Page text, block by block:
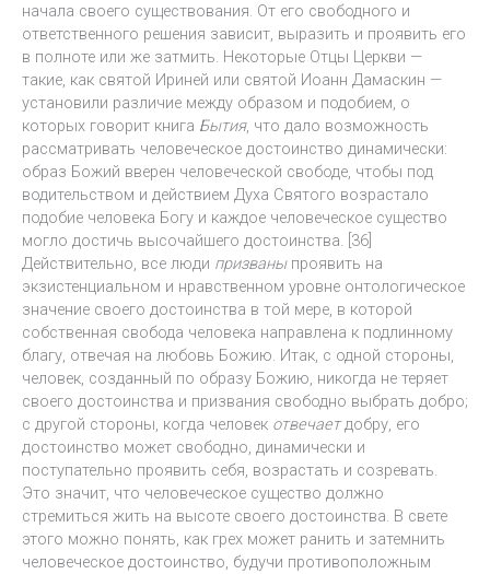
начала своего существования. От его свободного и
ответственного решения зависит, выразить и проявить его
в полноте или же затмить. Некоторые Отцы Церкви —
такие, как святой Ириней или святой Иоанн Дамаскин —
установили различие между образом и подобием, о
которых говорит книга Бытия, что дало возможность
рассматривать человеческое достоинство динамически:
образ Божий вверен человеческой свободе, чтобы под
водительством и действием Духа Святого возрастало
подобие человека Богу и каждое человеческое существо
могло достичь высочайшего достоинства. [36]
Действительно, все люди призваныпроявить на
экзистенциальном и нравственном уровне онтологическое
значение своего достоинства в той мере, в которой
собственная свобода человека направлена к подлинному
благу, отвечая на любовь Божию. Итак, с одной стороны,
человек, созданный по образу Божию, никогда не теряет
своего достоинства и призвания свободно выбрать добро;
с другой стороны, когда человек отвечаетдобру, его
достоинство может свободно, динамически и
поступательно проявить себя, возрастать и созревать.
Это значит, что человеческое существо должно
стремиться жить на высоте своего достоинства. В свете
этого можно понять, как грех может ранить и затемнить
человеческое достоинство, будучи противоположным